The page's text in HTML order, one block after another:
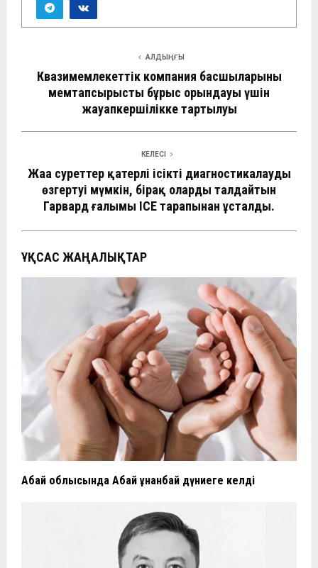
АЛДЫҢҒЫ
Квазимемлекеттік компания басшыларының
мемтапсырысты бұрыс орындауы үшін
жауапкершілікке тартылуы
КЕЛЕСІ
Жаңа суреттер қатерлі ісікті диагностикалауды
өзгертуі мүмкін, бірақ оларды талдайтын
Гарвард ғалымы ICE тарапынан ұсталды.
ҰҚСАС ЖАҢАЛЫҚТАР
Абай облысында Абай Құнанбай дүниеге келді